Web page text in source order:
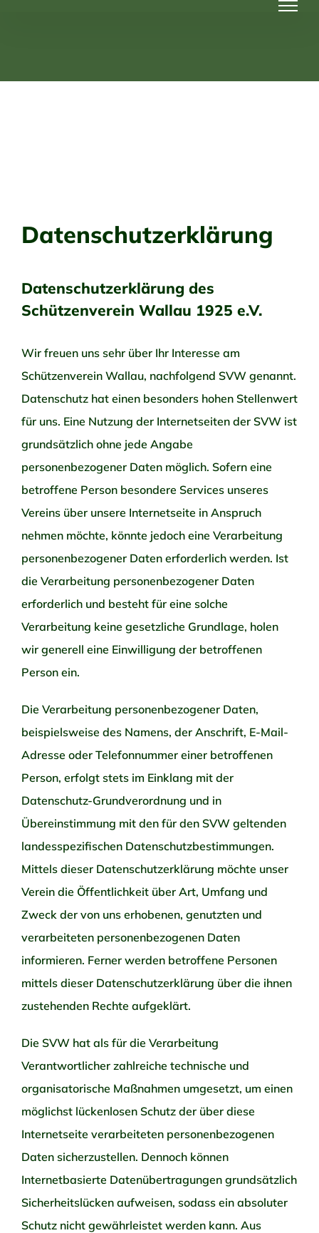
Datenschutzerklärung
Datenschutzerklärung des
Schützenverein Wallau 1925 e.V.
Wir freuen uns sehr über Ihr Interesse am
Schützenverein Wallau, nachfolgend SVW genannt.
Datenschutz hat einen besonders hohen Stellenwert
für uns. Eine Nutzung der Internetseiten der SVW ist
grundsätzlich ohne jede Angabe
personenbezogener Daten möglich. Sofern eine
betroffene Person besondere Services unseres
Vereins über unsere Internetseite in Anspruch
nehmen möchte, könnte jedoch eine Verarbeitung
personenbezogener Daten erforderlich werden. Ist
die Verarbeitung personenbezogener Daten
erforderlich und besteht für eine solche
Verarbeitung keine gesetzliche Grundlage, holen
wir generell eine Einwilligung der betroffenen
Person ein.
Die Verarbeitung personenbezogener Daten,
beispielsweise des Namens, der Anschrift, E-Mail-
Adresse oder Telefonnummer einer betroffenen
Person, erfolgt stets im Einklang mit der
Datenschutz-Grundverordnung und in
Übereinstimmung mit den für den SVW geltenden
landesspezifischen Datenschutzbestimmungen.
Mittels dieser Datenschutzerklärung möchte unser
Verein die Öffentlichkeit über Art, Umfang und
Zweck der von uns erhobenen, genutzten und
verarbeiteten personenbezogenen Daten
informieren. Ferner werden betroffene Personen
mittels dieser Datenschutzerklärung über die ihnen
zustehenden Rechte aufgeklärt.
Die SVW hat als für die Verarbeitung
Verantwortlicher zahlreiche technische und
organisatorische Maßnahmen umgesetzt, um einen
möglichst lückenlosen Schutz der über diese
Internetseite verarbeiteten personenbezogenen
Daten sicherzustellen. Dennoch können
Internetbasierte Datenübertragungen grundsätzlich
Sicherheitslücken aufweisen, sodass ein absoluter
Schutz nicht gewährleistet werden kann. Aus